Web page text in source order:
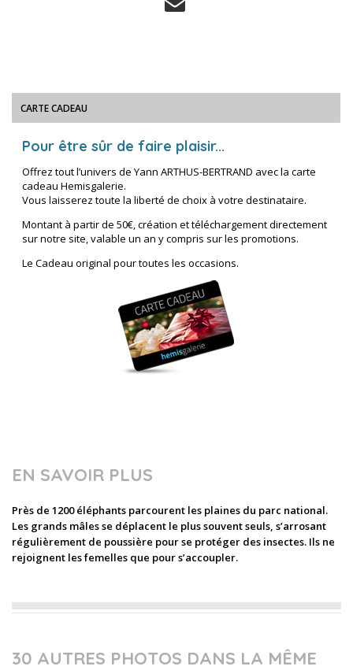
CARTE CADEAU
Pour être sûr de faire plaisir...
Offrez tout l’univers de Yann ARTHUS-BERTRAND avec la carte
cadeau Hemisgalerie.
Vous laisserez toute la liberté de choix à votre destinataire.
Montant à partir de 50€, création et téléchargement directement
sur notre site, valable un an y compris sur les promotions.
Le Cadeau original pour toutes les occasions.
EN SAVOIR PLUS
Près de 1200 éléphants parcourent les plaines du parc national.
Les grands mâles se déplacent le plus souvent seuls, s’arrosant
régulièrement de poussière pour se protéger des insectes. Ils ne
rejoignent les femelles que pour s’accoupler.
30 AUTRES PHOTOS DANS LA MÊME